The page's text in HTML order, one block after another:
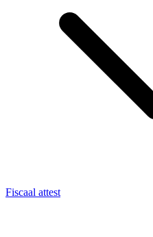
Fiscaal attest